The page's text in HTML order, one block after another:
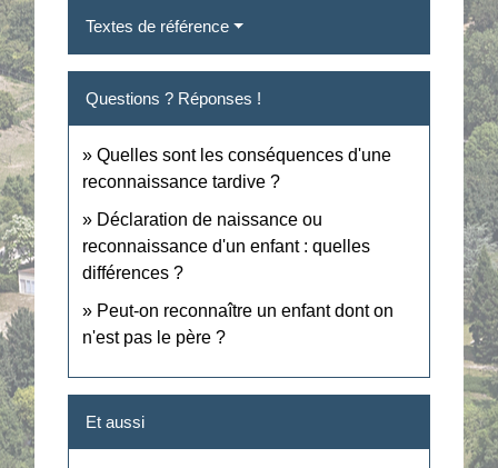
Textes de référence
Questions ? Réponses !
Quelles sont les conséquences d'une
reconnaissance tardive ?
Déclaration de naissance ou
reconnaissance d'un enfant : quelles
différences ?
Peut-on reconnaître un enfant dont on
n'est pas le père ?
Et aussi